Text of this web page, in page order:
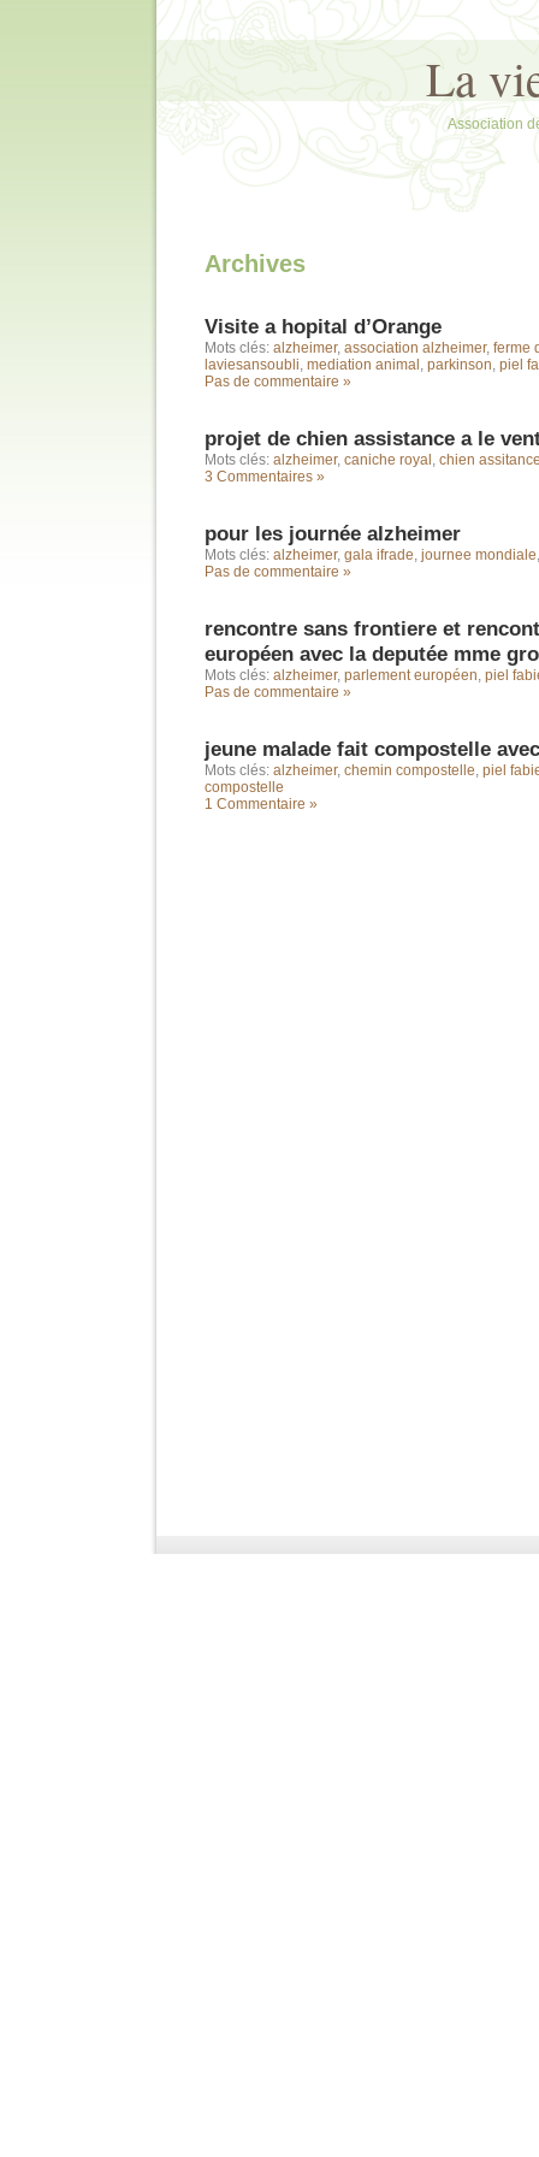
La
Association
Archives
Visite a hopital d’Orange
Mots clés: alzheimer, association alzheimer, ferme
laviesansoubli, mediation animal , parkinson, piel
Pas de commentaire »
projet de chien assistance a le
Mots clés: alzheimer, caniche royal , chien
3 Commentaires »
pour les journée alzheimer
Mots clés: alzheimer, gala ifrade, journee mondiale
Pas de commentaire »
rencontre sans frontiere et
européen avec la deputée mme
Mots clés: alzheimer, parlement européen, piel
Pas de commentaire »
jeune malade fait compostelle
Mots clés: alzheimer, chemin compostelle, piel
compostelle
1 Commentaire »